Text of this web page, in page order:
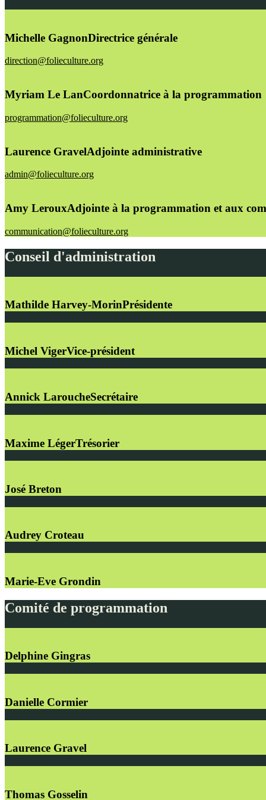
Michelle GagnonDirectrice générale
direction@folieculture.org
Myriam Le LanCoordonnatrice à la programmation
programmation@folieculture.org
Laurence GravelAdjointe administrative
admin@folieculture.org
Amy LerouxAdjointe à la programmation et aux
communication@folieculture.org
Conseil d'administration
Mathilde Harvey-MorinPrésidente
Michel VigerVice-président
Annick LaroucheSecrétaire
Maxime LégerTrésorier
José Breton
Audrey Croteau
Marie-Eve Grondin
Comité de programmation
Delphine Gingras
Danielle Cormier
Laurence Gravel
Thomas Gosselin